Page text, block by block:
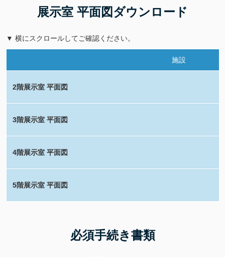
展示室 平面図ダウンロード
▼ 横にスクロールしてご確認ください。
施設
2階展示室 平面図
3階展示室 平面図
4階展示室 平面図
5階展示室 平面図
必須手続き書類